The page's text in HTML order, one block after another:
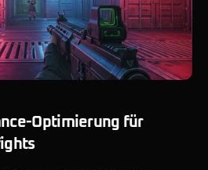
Optimierung für